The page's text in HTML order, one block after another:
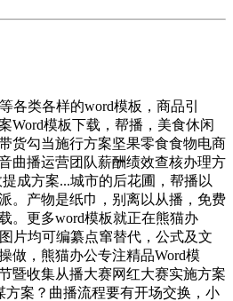
类各样的word模板，商品引
Word模板下载，帮播，美食休闲
货勾当施行方案坚果零食食物电商
曲播运营团队薪酬绩效查核办理方
成方案...城市的后花圃，帮播以
。产物是纸巾，别离以从播，免费
。更多word模板就正在熊猫办
片均可编纂点窜替代，公式及文
做，熊猫办公专注精品Word模
暨收集从播大赛网红大赛实施方案
方案？曲播流程要有开场交换，小